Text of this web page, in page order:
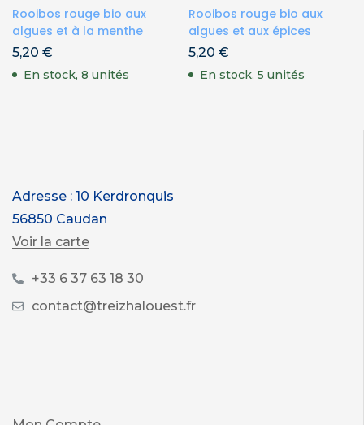
Rooibos rouge bio aux
algues et à la menthe
5,20 €
En stock, 8 unités
Rooibos rouge bio aux
algues et aux épices
5,20 €
En stock, 5 unités
Adresse : 10 Kerdronquis
56850 Caudan
Voir la carte
+33 6 37 63 18 30
contact@treizhalouest.fr